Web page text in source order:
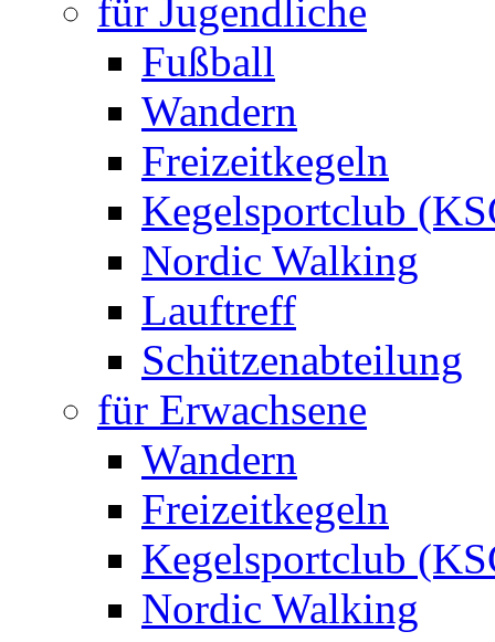
für Jugendliche
Fußball
Wandern
Freizeitkegeln
Kegelsportclub
Nordic Walking
Lauftreff
Schützenabteilung
für Erwachsene
Wandern
Freizeitkegeln
Kegelsportclub
Nordic Walking